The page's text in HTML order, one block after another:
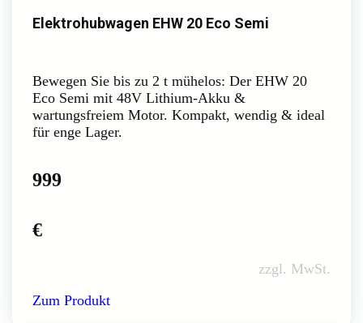
Elektrohubwagen EHW 20 Eco Semi
Bewegen Sie bis zu 2 t mühelos: Der EHW 20
Eco Semi mit 48V Lithium-Akku &
wartungsfreiem Motor. Kompakt, wendig & ideal
für enge Lager.
999
€
zzgl. MwSt.
Zum Produkt